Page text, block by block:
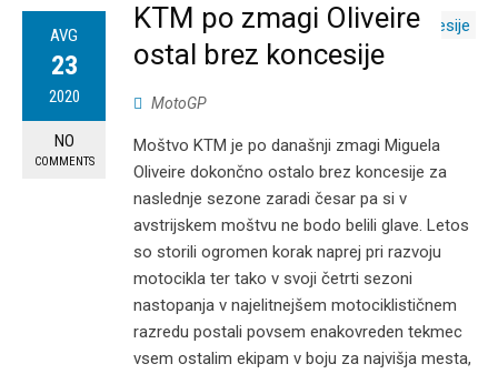
AVG
23
2020
NO
COMMENTS
KTM po zmagi Oliveire
ostal brez koncesije
MotoGP
Moštvo KTM je po današnji zmagi Miguela
Oliveire dokončno ostalo brez koncesije za
naslednje sezone zaradi česar pa si v
avstrijskem moštvu ne bodo belili glave. Letos
so storili ogromen korak naprej pri razvoju
motocikla ter tako v svoji četrti sezoni
nastopanja v najelitnejšem motociklističnem
razredu postali povsem enakovreden tekmec
vsem ostalim ekipam v boju za najvišja mesta,